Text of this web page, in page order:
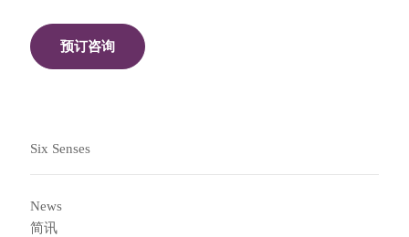
预订咨询
Six Senses
News
简讯